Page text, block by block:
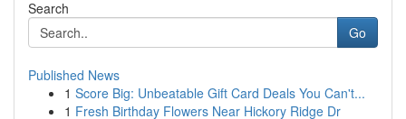
Search
Go
Published News
1 Score Big: Unbeatable Gift Card Deals You Can't...
1 Fresh Birthday Flowers Near Hickory Ridge Dr